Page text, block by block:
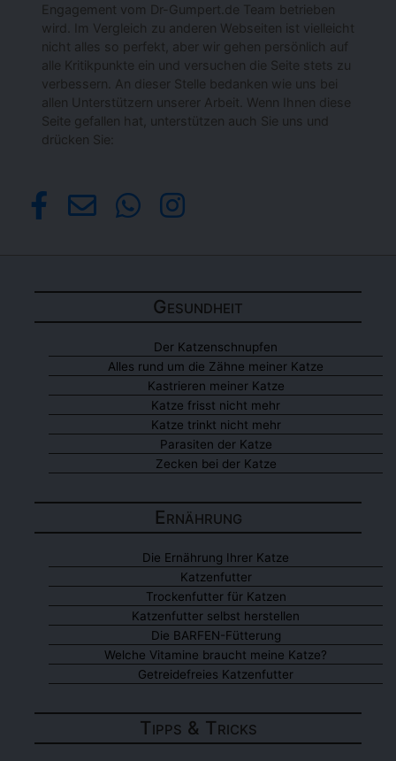
Engagement vom Dr-Gumpert.de Team betrieben
wird. Im Vergleich zu anderen Webseiten ist vielleicht
nicht alles so perfekt, aber wir gehen persönlich auf
alle Kritikpunkte ein und versuchen die Seite stets zu
verbessern. An dieser Stelle bedanken wie uns bei
allen Unterstützern unserer Arbeit. Wenn Ihnen diese
Seite gefallen hat, unterstützen auch Sie uns und
drücken Sie:
Gesundheit
Der Katzenschnupfen
Alles rund um die Zähne meiner Katze
Kastrieren meiner Katze
Katze frisst nicht mehr
Katze trinkt nicht mehr
Parasiten der Katze
Zecken bei der Katze
Ernährung
Die Ernährung Ihrer Katze
Katzenfutter
Trockenfutter für Katzen
Katzenfutter selbst herstellen
Die BARFEN-Fütterung
Welche Vitamine braucht meine Katze?
Getreidefreies Katzenfutter
Tipps & Tricks